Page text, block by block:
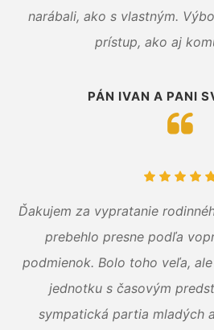
narábali, ako s vlastným.
prístup, ako aj
PÁN IVAN A PANI
Ďakujem za vypratanie
prebehlo presne podľa
podmienok. Bolo toho veľa,
jednotku s časovým
sympatická partia mladých